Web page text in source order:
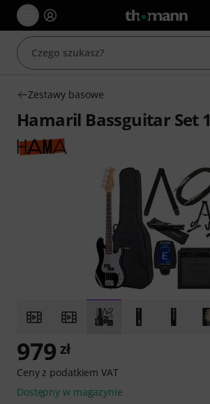
Zestawy basowe
Hamaril Bassguitar Set 1
979 zł
Ceny z podatkiem VAT
Dostępny w magazynie